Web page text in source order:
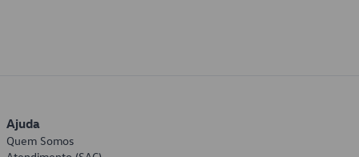
Ajuda
Quem Somos